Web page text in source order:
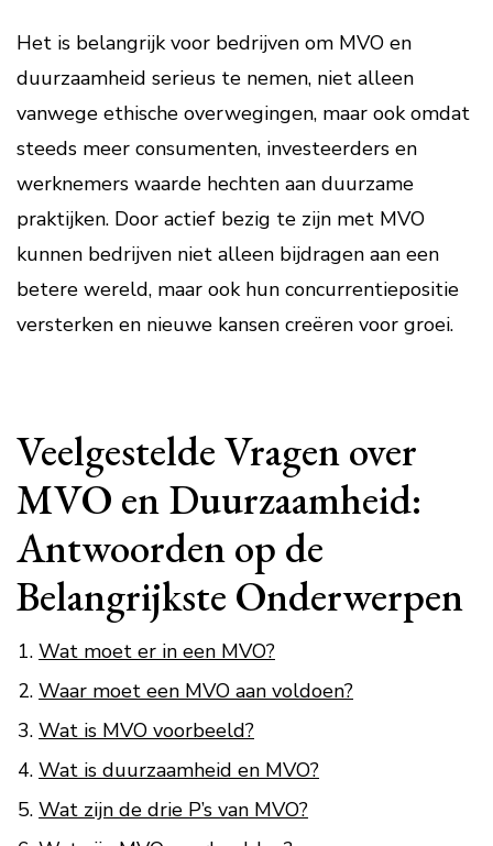
Het is belangrijk voor bedrijven om MVO en
duurzaamheid serieus te nemen, niet alleen
vanwege ethische overwegingen, maar ook omdat
steeds meer consumenten, investeerders en
werknemers waarde hechten aan duurzame
praktijken. Door actief bezig te zijn met MVO
kunnen bedrijven niet alleen bijdragen aan een
betere wereld, maar ook hun concurrentiepositie
versterken en nieuwe kansen creëren voor groei.
Veelgestelde Vragen over
MVO en Duurzaamheid:
Antwoorden op de
Belangrijkste Onderwerpen
Wat moet er in een MVO?
Waar moet een MVO aan voldoen?
Wat is MVO voorbeeld?
Wat is duurzaamheid en MVO?
Wat zijn de drie P’s van MVO?